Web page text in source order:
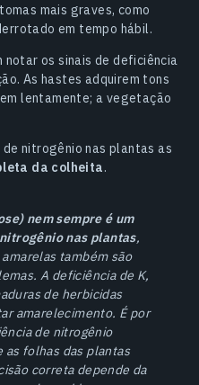
mais graves, como
em tempo hábil.
os sinais de deficiência
As hastes adquirem tons
lentamente; a vegetação
nitrogênio nas plantas as
da colheita.
nem sempre é um
nas plantas,
também são
A deficiência de K,
de herbicidas
amarelecimento. É por
de nitrogênio
as folhas das plantas
correta depende da